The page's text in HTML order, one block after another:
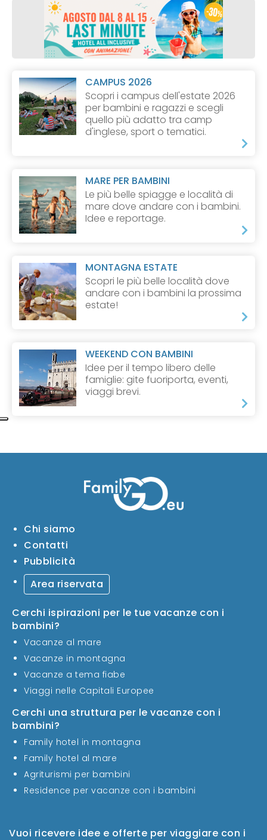
CAMPUS 2026
Scopri i campus dell'estate 2026
per bambini e ragazzi e scegli
quello più adatto tra camp
d'inglese, sport o tematici.
MARE PER BAMBINI
Le più belle spiagge e località di
mare dove andare con i bambini.
Idee e reportage.
MONTAGNA ESTATE
Scopri le più belle località dove
andare con i bambini la prossima
estate!
WEEKEND CON BAMBINI
Idee per il tempo libero delle
famiglie: gite fuoriporta, eventi,
viaggi brevi.
Vuoi ricevere idee e offerte per viaggiare con i
Chi siamo
Contatti
Pubblicità
Area riservata
Cerchi ispirazioni per le tue vacanze con i
bambini?
Vacanze al mare
Vacanze in montagna
Vacanze a tema fiabe
Viaggi nelle Capitali Europee
Cerchi una struttura per le vacanze con i
bambini?
Family hotel in montagna
Family hotel al mare
Agriturismi per bambini
Residence per vacanze con i bambini